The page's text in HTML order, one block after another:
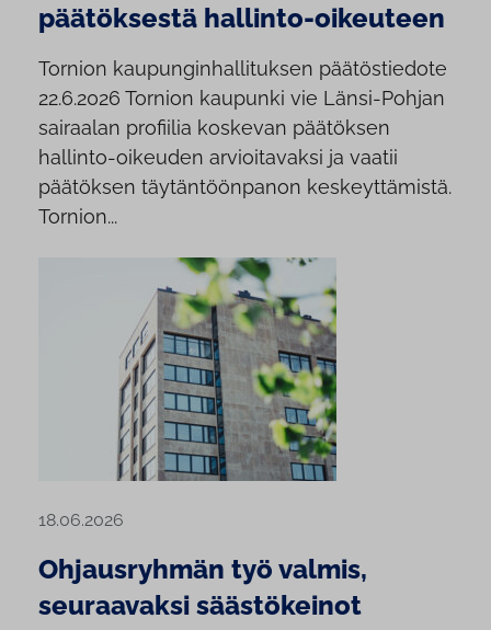
päätöksestä hallinto-oikeuteen
Tornion kaupunginhallituksen päätöstiedote
22.6.2026 Tornion kaupunki vie Länsi-Pohjan
sairaalan profiilia koskevan päätöksen
hallinto-oikeuden arvioitavaksi ja vaatii
päätöksen täytäntöönpanon keskeyttämistä.
Tornion...
18.06.2026
Ohjausryhmän työ valmis,
seuraavaksi säästökeinot